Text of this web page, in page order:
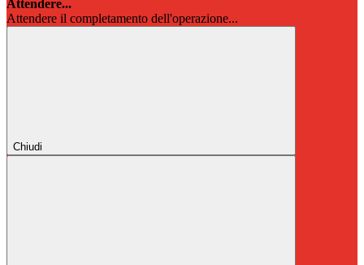
Attendere...
Attendere il completamento dell'operazione...
Chiudi